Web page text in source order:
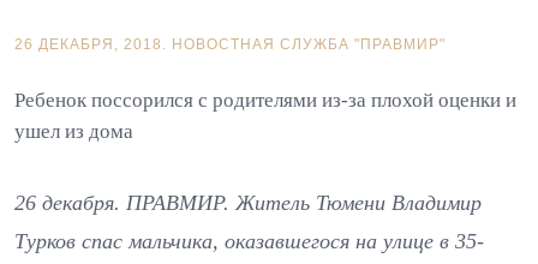
26 ДЕКАБРЯ, 2018. НОВОСТНАЯ СЛУЖБА "ПРАВМИР"
Ребенок поссорился с родителями из-за плохой оценки и
ушел из дома
26 декабря. ПРАВМИР. Житель Тюмени Владимир
Турков спас мальчика, оказавшегося на улице в 35-